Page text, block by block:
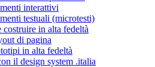
interattivi
testuali (microtesti)
costruire in alta fedeltà
di pagina
in alta fedeltà
il design system .italia